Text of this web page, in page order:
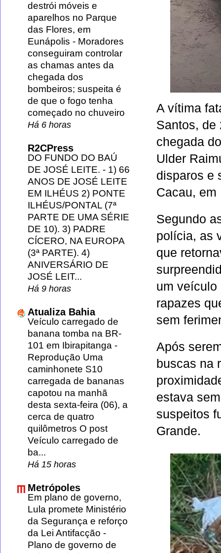
A vítima
Santos, de
chegada
Ulder
disparos e
Cacau, em
Segundo
polícia, as
que
um
rapazes
sem
Após
buscas na
estava
suspeitos
Grande.
destrói móveis e
aparelhos no Parque
das Flores, em
Eunápolis - Moradores
conseguiram controlar
as chamas antes da
chegada dos
bombeiros; suspeita é
de que o fogo tenha
começado no chuveiro
Há 6 horas
R2CPress
DO FUNDO DO BAÚ
DE JOSÉ LEITE. - 1) 66
ANOS DE JOSÉ LEITE
EM ILHÉUS 2) PONTE
ILHÉUS/PONTAL (7ª
PARTE DE UMA SÉRIE
DE 10). 3) PADRE
CÍCERO, NA EUROPA
(3ª PARTE). 4)
ANIVERSÁRIO DE
JOSÉ LEIT...
Há 9 horas
Atualiza Bahia
Veículo carregado de
banana tomba na BR-
101 em Ibirapitanga -
Reprodução Uma
caminhonete S10
carregada de bananas
capotou na manhã
desta sexta-feira (06), a
cerca de quatro
quilômetros O post
Veículo carregado de
ba...
Há 15 horas
Metrópoles
Em plano de governo,
Lula promete Ministério
da Segurança e reforço
da Lei Antifacção -
Plano de governo de